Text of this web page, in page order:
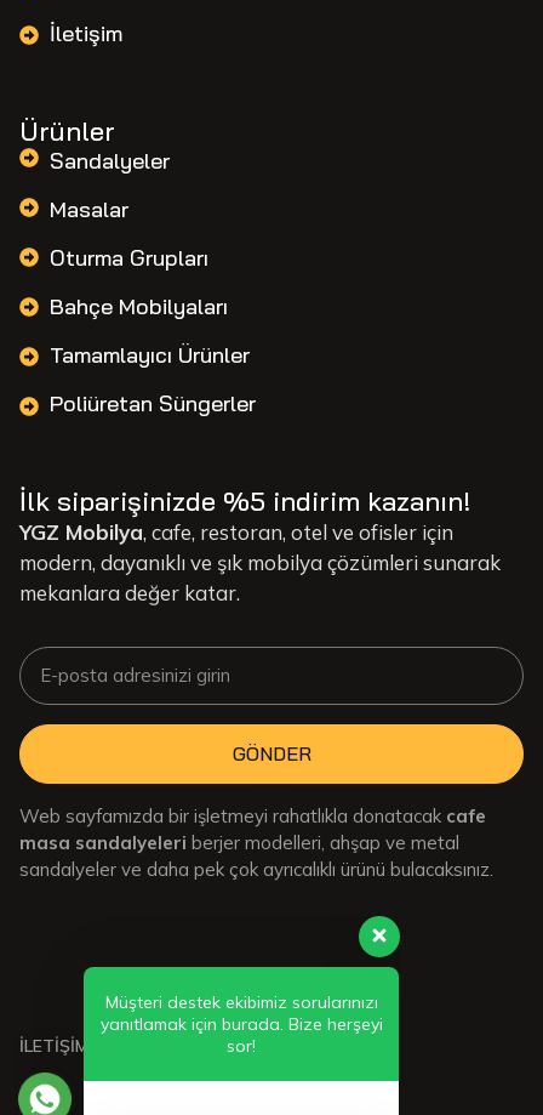
İletişim
Ürünler
Sandalyeler
Masalar
Oturma Grupları
Bahçe Mobilyaları
Tamamlayıcı Ürünler
Poliüretan Süngerler
İlk siparişinizde %5 indirim kazanın!
YGZ Mobilya, cafe, restoran, otel ve ofisler için
modern, dayanıklı ve şık mobilya çözümleri sunarak
mekanlara değer katar.
GÖNDER
Web sayfamızda bir işletmeyi rahatlıkla donatacak cafe
masa sandalyeleri berjer modelleri, ahşap ve metal
sandalyeler ve daha pek çok ayrıcalıklı ürünü bulacaksınız.
İLETİŞİMDE KALIN:
Müşteri destek ekibimiz sorularınızı
yanıtlamak için burada. Bize herşeyi
sor!